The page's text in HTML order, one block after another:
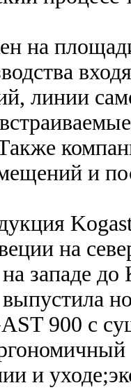
на
линии
и
на
западе
выпустила
900 с
и уходе;